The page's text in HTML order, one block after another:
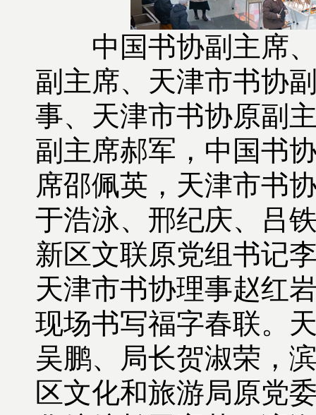
中国书协副主席
副主席、天津市书协
事、天津市书协原副
副主席郝军，中国书
席邵佩英，天津市书
于浩泳、邢纪庆、吕
新区文联原党组书记
天津市书协理事赵红
现场书写福字春联。
吴鹏、局长贺淑荣，
区文化和旅游局原党